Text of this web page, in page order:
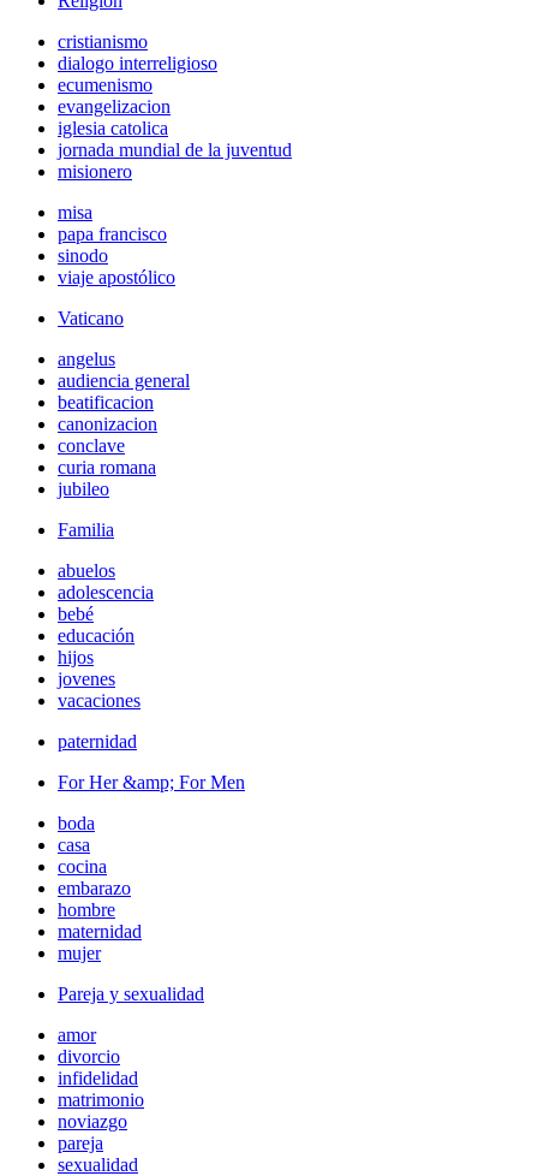
cristianismo
dialogo interreligioso
ecumenismo
evangelizacion
iglesia catolica
jornada mundial de la juventud
misionero
misa
papa francisco
sinodo
viaje apostólico
Vaticano
angelus
audiencia general
beatificacion
canonizacion
conclave
curia romana
jubileo
Familia
abuelos
adolescencia
bebé
educación
hijos
jovenes
vacaciones
paternidad
For Her &amp; For Men
boda
casa
cocina
embarazo
hombre
maternidad
mujer
Pareja y sexualidad
amor
divorcio
infidelidad
matrimonio
noviazgo
pareja
sexualidad